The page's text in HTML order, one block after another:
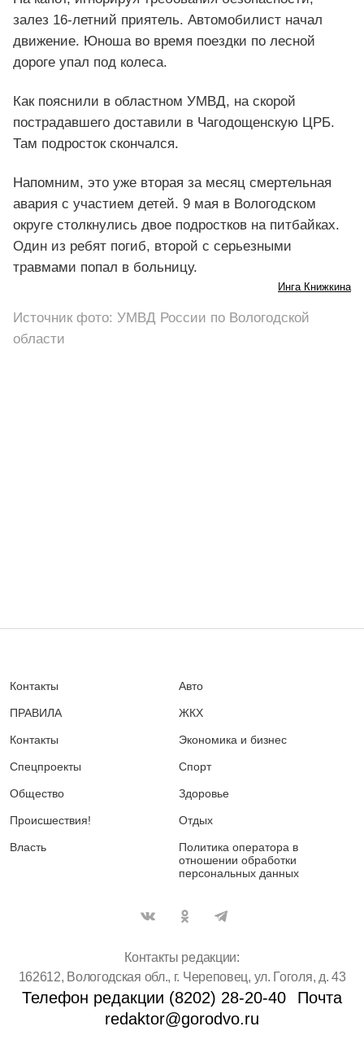
залез 16-летний приятель. Автомобилист начал
движение. Юноша во время поездки по лесной
дороге упал под колеса.
Как пояснили в областном УМВД, на скорой
пострадавшего доставили в Чагодощенскую ЦРБ.
Там подросток скончался.
Напомним, это уже вторая за месяц смертельная
авария с участием детей. 9 мая в Вологодском
округе столкнулись двое подростков на питбайках.
Один из ребят погиб, второй с серьезными
травмами попал в больницу.
Инга Книжкина
Источник фото: УМВД России по Вологодской
области
Контакты
ПРАВИЛА
Контакты
Спецпроекты
Общество
Происшествия!
Власть
Авто
ЖКХ
Экономика и бизнес
Спорт
Здоровье
Отдых
Политика оператора в
отношении обработки
персональных данных
Контакты редакции:
162612, Вологодская обл., г. Череповец, ул. Гоголя, д. 43
Телефон редакции (8202) 28-20-40
Почта
redaktor@gorodvo.ru